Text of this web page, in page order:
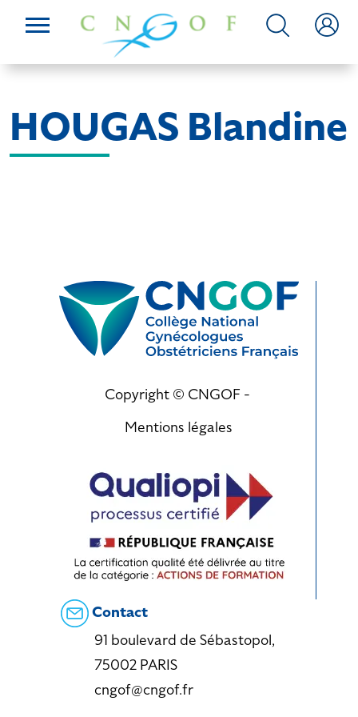
HOUGAS Blandine
Copyright © CNGOF -
Mentions légales
Contact
91 boulevard de Sébastopol,
75002 PARIS
cngof@cngof.fr